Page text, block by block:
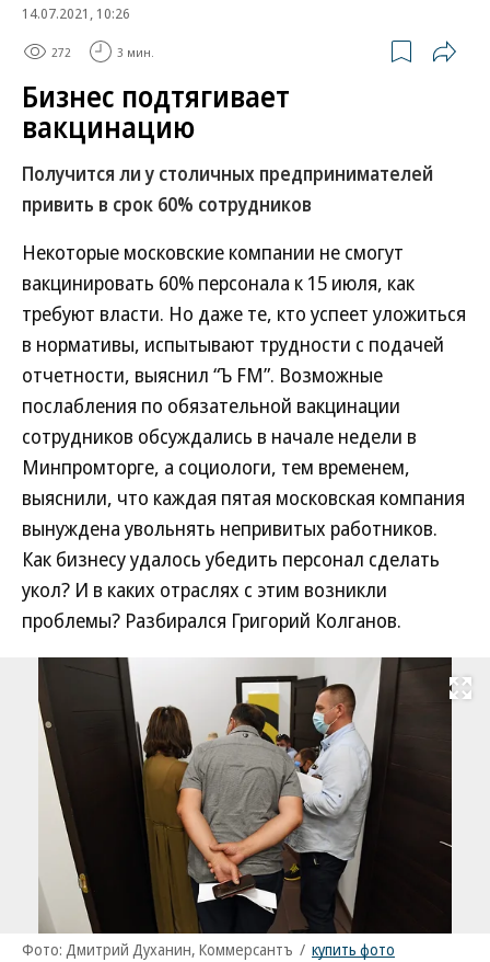
14.07.2021, 10:26
272 3 мин.
Бизнес подтягивает
вакцинацию
Получится ли у столичных предпринимателей
привить в срок 60% сотрудников
Некоторые московские компании не смогут
вакцинировать 60% персонала к 15 июля, как
требуют власти. Но даже те, кто успеет уложиться
в нормативы, испытывают трудности с подачей
отчетности, выяснил “Ъ FM”. Возможные
послабления по обязательной вакцинации
сотрудников обсуждались в начале недели в
Минпромторге, а социологи, тем временем,
выяснили, что каждая пятая московская компания
вынуждена увольнять непривитых работников.
Как бизнесу удалось убедить персонал сделать
укол? И в каких отраслях с этим возникли
проблемы? Разбирался Григорий Колганов.
Развернуть
Фото: Дмитрий Духанин, Коммерсантъ / купить фото